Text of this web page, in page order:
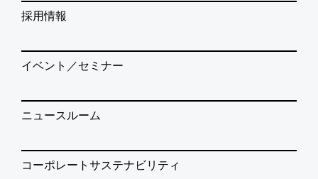
採用情報
イベント／セミナー
ニュースルーム
コーポレートサステナビリティ